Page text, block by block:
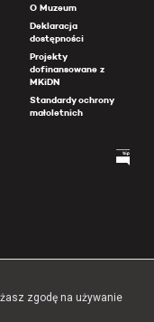
O Muzeum
Deklaracja
dostępności
Projekty
dofinansowane z
MKiDN
Standardy ochrony
małoletnich
zgodę na używanie